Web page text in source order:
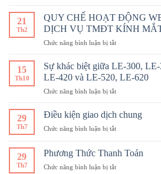
tự
động
Cắt
Tròng
Kính
Đúng
Kính
Kiểm
Soát
Cận
Giải
Pháp
Hiện
Đại
Đôi
21
Th2
QUY CHẾ HOẠT ĐỘNG
DỊCH VỤ TMĐT KÍNH
Chức năng bình luận bị tắtở
CHẾ
ĐỘNG WEBSITE
CUNG
DỊCH
TMĐT
MẮT
15
Th10
Sự khác biệt giữa LE-300,
LE-420 và LE-520, LE-620
Chức năng bình luận bị tắtở
khác
giữa
300,
310P,
29
Th7
Điều kiện giao dịch chung
Chức năng bình luận bị tắtở
giao
dịch
29
Th7
Phương Thức Thanh Toán
Chức năng bình luận bị tắtở